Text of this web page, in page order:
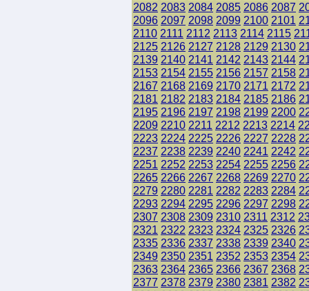
2082 2083 2084 2085 2086 2087
2096 2097 2098 2099 2100 2101
2110 2111 2112 2113 2114 2115
2125 2126 2127 2128 2129 2130
2139 2140 2141 2142 2143 2144
2153 2154 2155 2156 2157 2158
2167 2168 2169 2170 2171 2172
2181 2182 2183 2184 2185 2186
2195 2196 2197 2198 2199 2200
2209 2210 2211 2212 2213 2214
2223 2224 2225 2226 2227 2228
2237 2238 2239 2240 2241 2242
2251 2252 2253 2254 2255 2256
2265 2266 2267 2268 2269 2270
2279 2280 2281 2282 2283 2284
2293 2294 2295 2296 2297 2298
2307 2308 2309 2310 2311 2312
2321 2322 2323 2324 2325 2326
2335 2336 2337 2338 2339 2340
2349 2350 2351 2352 2353 2354
2363 2364 2365 2366 2367 2368
2377 2378 2379 2380 2381 2382